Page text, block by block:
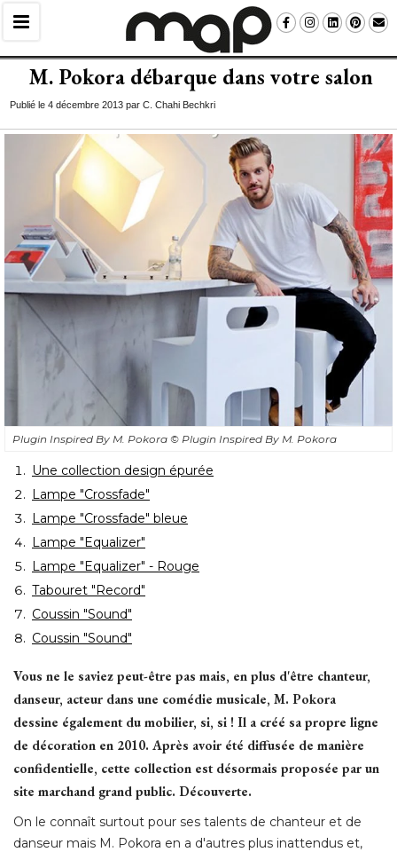
M. Pokora débarque dans votre salon
Publié le 4 décembre 2013 par C. Chahi Bechkri
Plugin Inspired By M. Pokora © Plugin Inspired By M. Pokora
Une collection design épurée
Lampe "Crossfade"
Lampe "Crossfade" bleue
Lampe "Equalizer"
Lampe "Equalizer" - Rouge
Tabouret "Record"
Coussin "Sound"
Coussin "Sound"
Vous ne le saviez peut-être pas mais, en plus d'être chanteur,
danseur, acteur dans une comédie musicale, M. Pokora
dessine également du mobilier, si, si ! Il a créé sa propre ligne
de décoration en 2010. Après avoir été diffusée de manière
confidentielle, cette collection est désormais proposée par un
site marchand grand public. Découverte.
On le connaît surtout pour ses talents de chanteur et de
danseur mais M. Pokora en a d'autres plus inattendus et,